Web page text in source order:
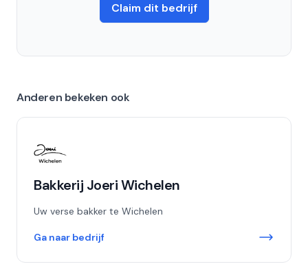
Claim dit bedrijf
Anderen bekeken ook
Bakkerij Joeri Wichelen
Uw verse bakker te Wichelen
Ga naar bedrijf